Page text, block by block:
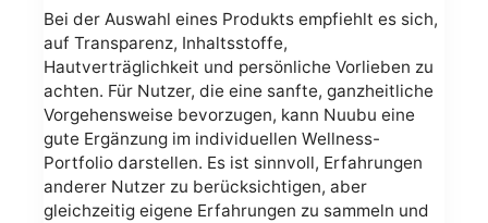
Bei der Auswahl eines Produkts empfiehlt es sich,
auf Transparenz, Inhaltsstoffe,
Hautverträglichkeit und persönliche Vorlieben zu
achten. Für Nutzer, die eine sanfte, ganzheitliche
Vorgehensweise bevorzugen, kann Nuubu eine
gute Ergänzung im individuellen Wellness-
Portfolio darstellen. Es ist sinnvoll, Erfahrungen
anderer Nutzer zu berücksichtigen, aber
gleichzeitig eigene Erfahrungen zu sammeln und